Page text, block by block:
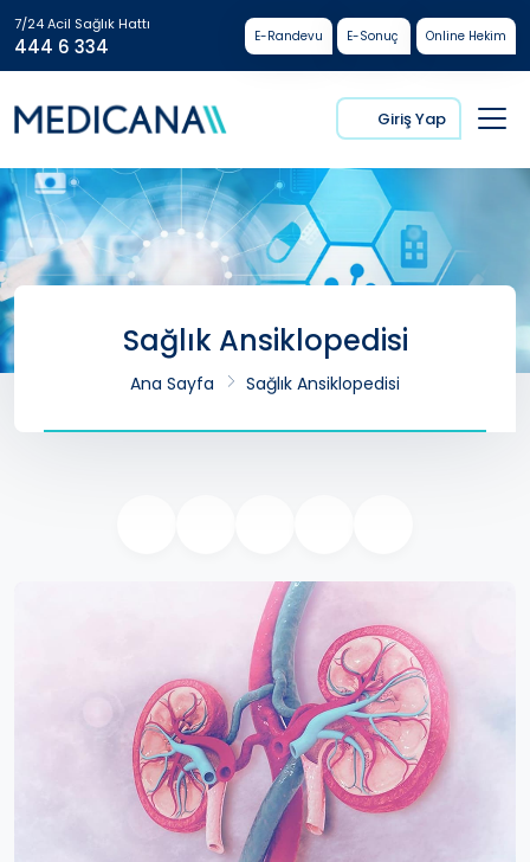
7/24 Acil Sağlık Hattı
444 6 334 E-Randevu E-Sonuç Online Hekim
Giriş Yap
Sağlık Ansiklopedisi
Ana Sayfa Sağlık Ansiklopedisi